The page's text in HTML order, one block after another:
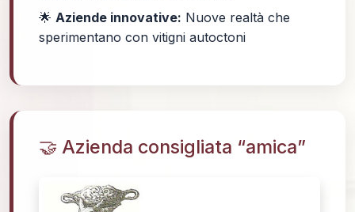
🌟 Aziende innovative: Nuove realtà che
sperimentano con vitigni autoctoni
🤝 Azienda consigliata “amica”